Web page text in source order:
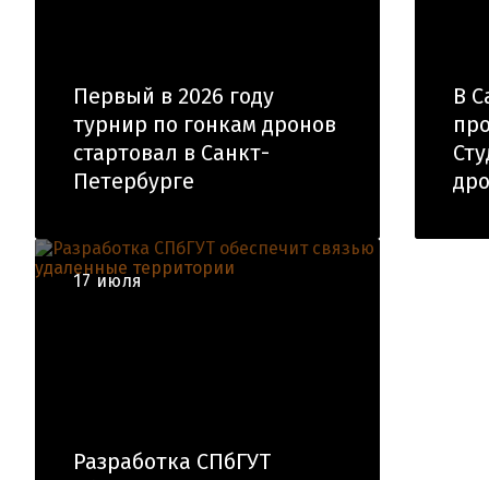
Первый в 2026 году
турнир по гонкам дронов
стартовал в Санкт-
Петербурге
В
17 июля
Разработка СПбГУТ